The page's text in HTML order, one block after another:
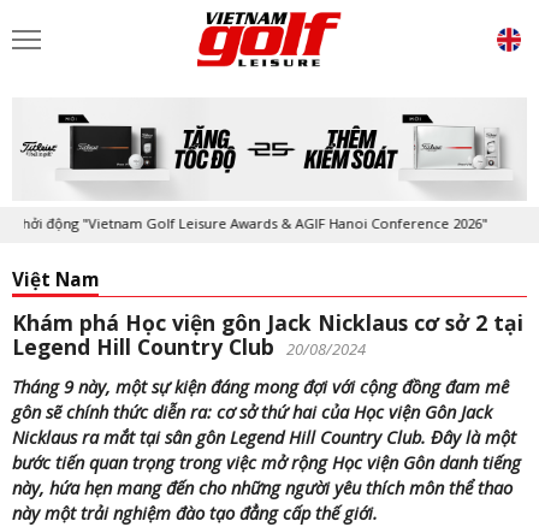
động "Vietnam Golf Leisure Awards & AGIF Hanoi Conference 2026"
Việt Nam
Khám phá Học viện gôn Jack Nicklaus cơ sở 2 tại
Legend Hill Country Club
20/08/2024
Tháng 9 này, một sự kiện đáng mong đợi với cộng đồng đam mê
gôn sẽ chính thức diễn ra: cơ sở thứ hai của Học viện Gôn Jack
Nicklaus ra mắt tại sân gôn Legend Hill Country Club. Đây là một
bước tiến quan trọng trong việc mở rộng Học viện Gôn danh tiếng
này, hứa hẹn mang đến cho những người yêu thích môn thể thao
này một trải nghiệm đào tạo đẳng cấp thế giới.